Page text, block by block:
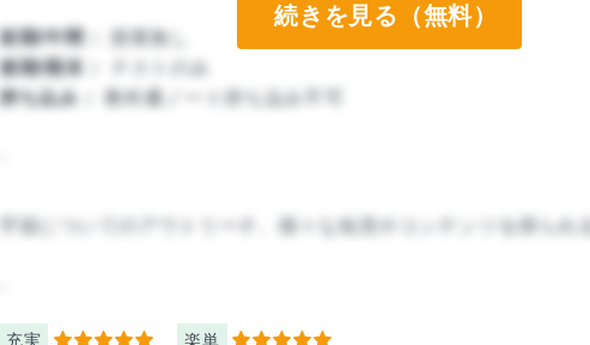
前期/中間：
授業無し
後期/期末：
テストのみ
持ち込み：
教科書ノート持ち込み不可
宇宙についてのアウトリーチ、様々な知見やコンテンツを得られる
充実 楽単
続きを見る（無料）